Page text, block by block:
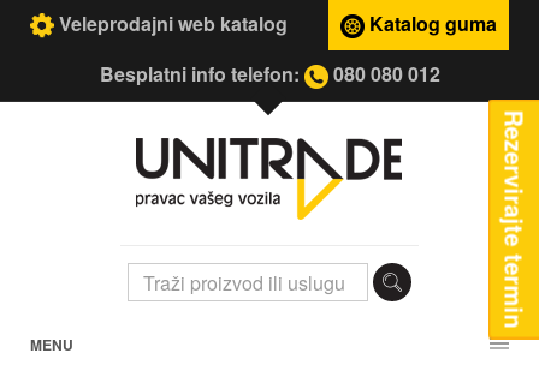
Veleprodajni web katalog
Katalog guma
Besplatni info telefon:
080 080 012
MENU
Rezervirajte termin